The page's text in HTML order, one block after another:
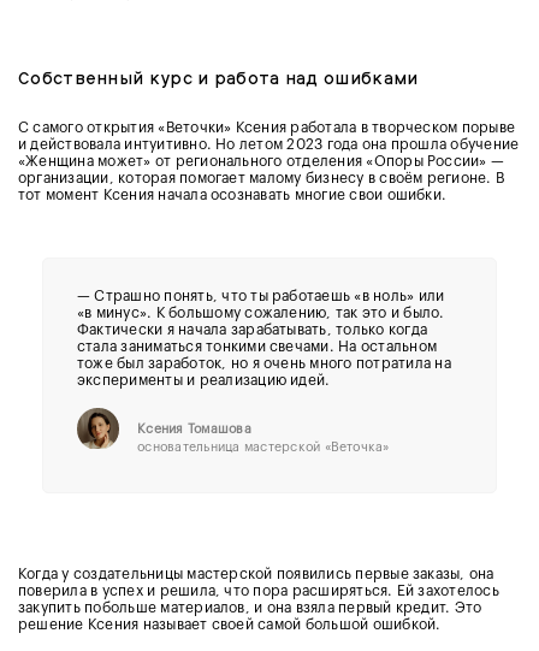
Собственный курс и работа над ошибками
С самого открытия «Веточки» Ксения работала в творческом порыве
и действовала интуитивно. Но летом 2023 года она прошла обучение
«Женщина может» от регионального отделения «Опоры России» —
организации, которая помогает малому бизнесу в своём регионе. В
тот момент Ксения начала осознавать многие свои ошибки.
— Страшно понять, что ты работаешь «в ноль» или
«в минус». К большому сожалению, так это и было.
Фактически я начала зарабатывать, только когда
стала заниматься тонкими свечами. На остальном
тоже был заработок, но я очень много потратила на
эксперименты и реализацию идей.
Ксения Томашова
основательница мастерской «Веточка»
Когда у создательницы мастерской появились первые заказы, она
поверила в успех и решила, что пора расширяться. Ей захотелось
закупить побольше материалов, и она взяла первый кредит. Это
решение Ксения называет своей самой большой ошибкой.